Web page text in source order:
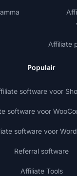
Affiliate
Populair
software voor
software voor
software voor
Referral software
Affiliate Tools